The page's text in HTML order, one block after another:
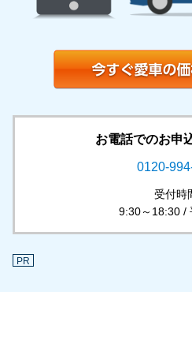
お電話でのお申
0120-
受付時
9:30～18:30 /
PR